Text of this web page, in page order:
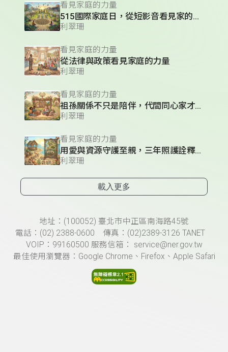
看見家庭的力量
515國際家庭日，從短影音看見家的多元樣貌
利翠珊
看見家庭的力量
從法律與政策看見家庭的力量
利翠珊
看見家庭的力量
祖孫關係不只是陪伴，代間同心家才更穩
利翠珊
看見家庭的力量
用愛與資源守護至親，三年照護詮釋「孝行」
利翠珊
載入更多
頁尾資訊地址：(100052) 臺北市中正區南海路45號
電話：(02) 2388-0600 傳真：(02)2389-3126 TANET
VOIP：99160500 服務信箱： service@ner.gov.tw
最佳使用瀏覽器：Google Chrome、Firefox、Apple Safari